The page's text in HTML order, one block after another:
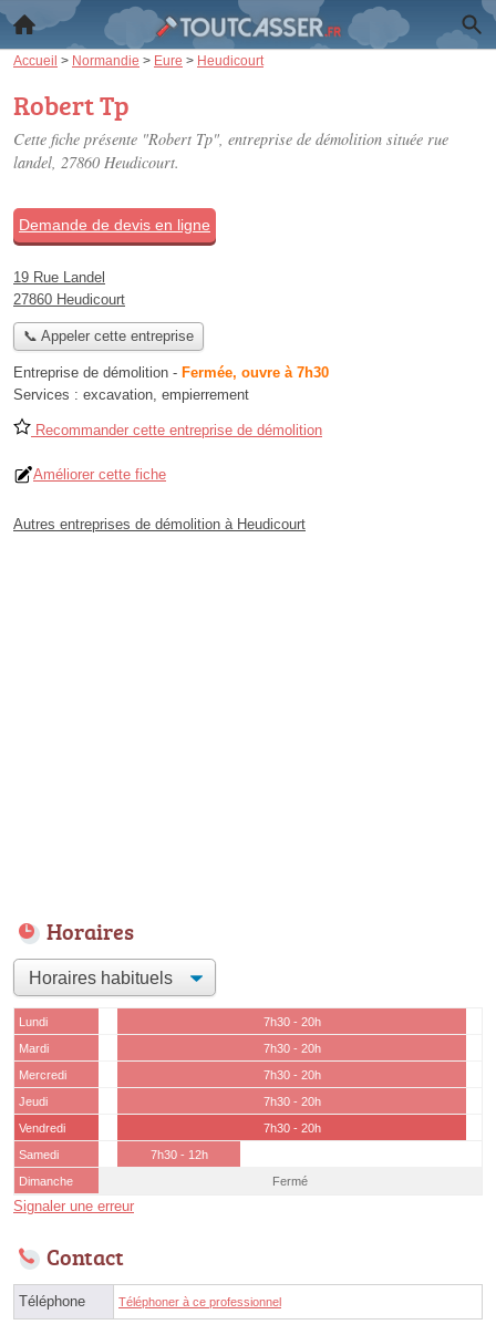
Accueil > Normandie > Eure > Heudicourt
Robert Tp
Cette fiche présente "Robert Tp", entreprise de démolition située rue
landel, 27860 Heudicourt.
Demande de devis en ligne
19 Rue Landel
27860 Heudicourt
📞 Appeler cette entreprise
Entreprise de démolition - Fermée, ouvre à 7h30
Services : excavation, empierrement
Recommander cette entreprise de démolition
Améliorer cette fiche
Autres entreprises de démolition à Heudicourt
Horaires
Lundi
7h30 - 20h
Mardi
7h30 - 20h
Mercredi
7h30 - 20h
Jeudi
7h30 - 20h
Vendredi
7h30 - 20h
Samedi
7h30 - 12h
Dimanche
Fermé
Signaler une erreur
Contact
Téléphone Téléphoner à ce professionnel